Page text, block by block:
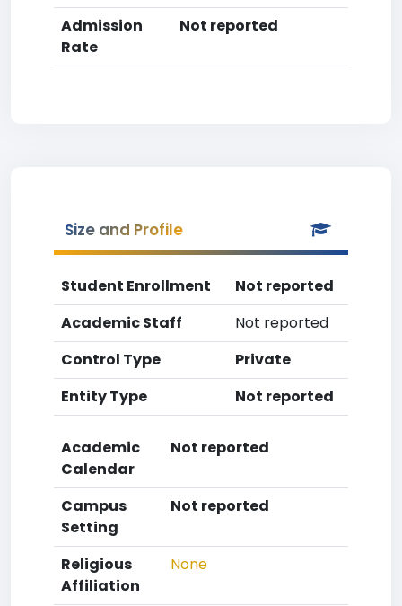
Admission
Rate
Not reported
Size and Profile
Student Enrollment
Not reported
Academic Staff
Not reported
Control Type
Private
Entity Type
Not reported
Academic
Calendar
Not reported
Campus
Setting
Not reported
Religious
Affiliation
None